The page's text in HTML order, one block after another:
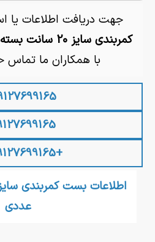
جهت دریافت اطلاعات یا
کمربندی سایز 20 سانت بسته 100 عددی
با همکاران ما تماس
+989127699165
عددی